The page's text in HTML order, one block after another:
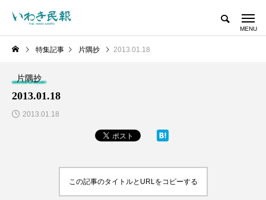
特集記事 片隅抄 2013.01.18
片隅抄
2013.01.18
2013.01.18
この記事のタイトルとURLをコピーする